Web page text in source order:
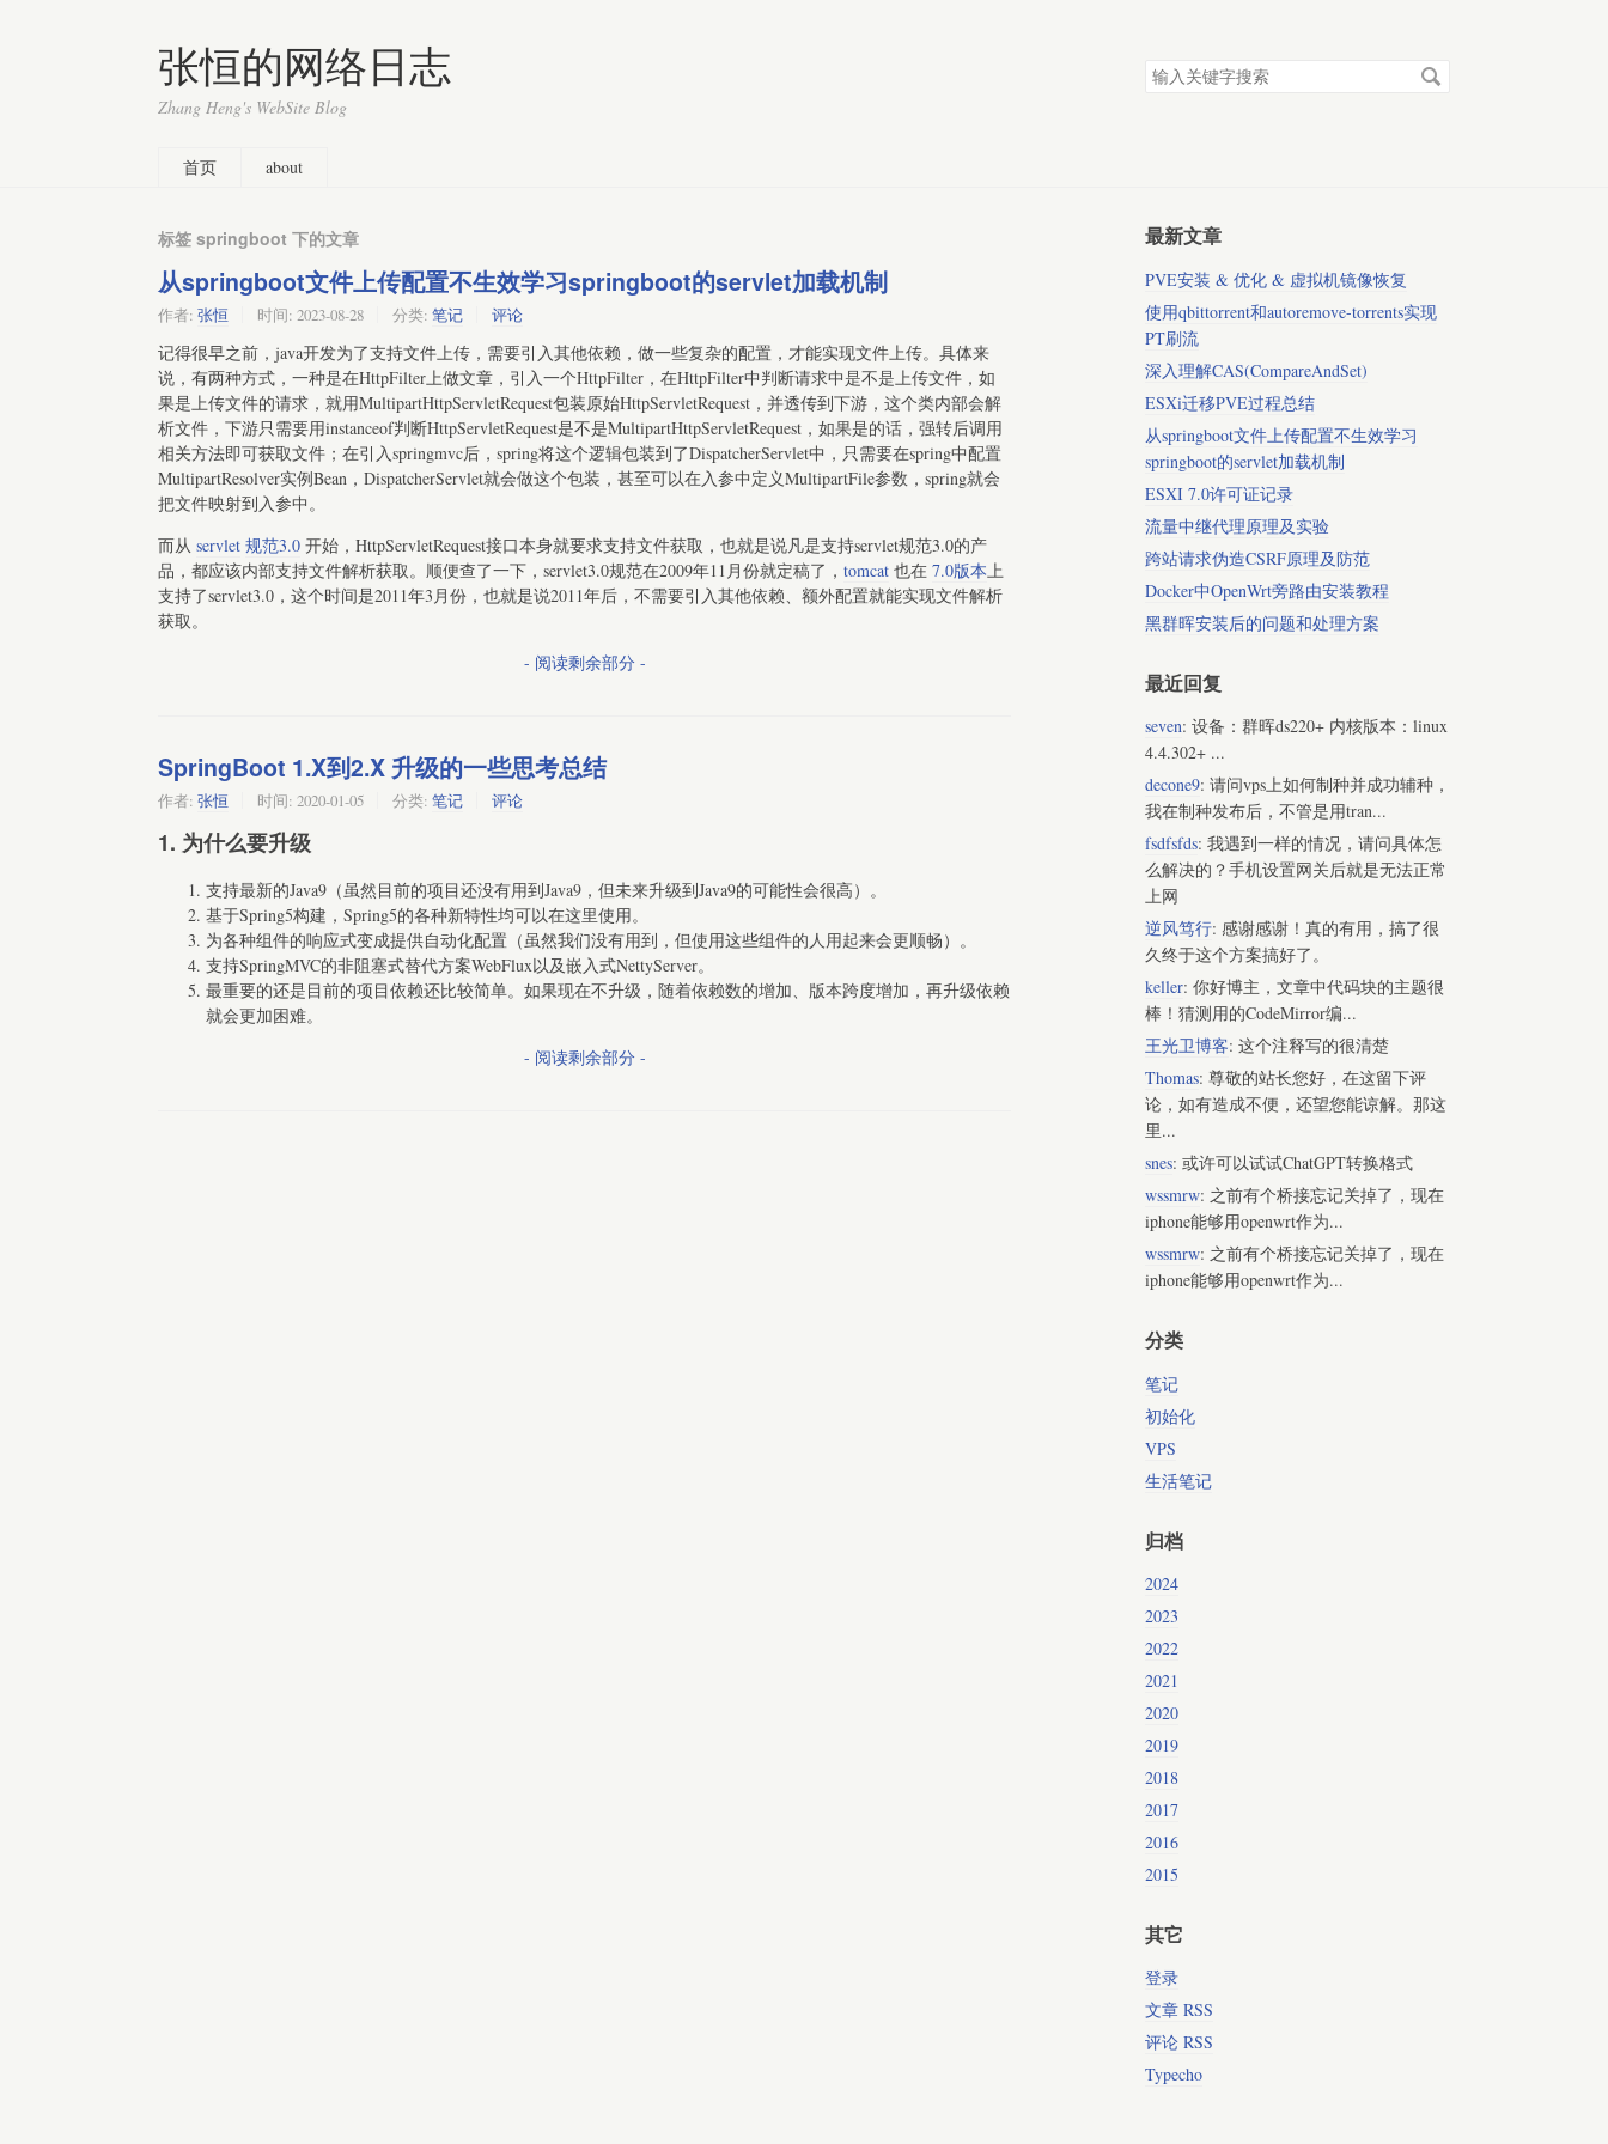
张恒的网络日志
Zhang Heng's WebSite Blog
搜
索
首页
about
标签 springboot 下的文章
从springboot文件上传配置不生效学习springboot的servlet加载机制
作者: 张恒 时间: 2023-08-28 分类: 笔记 评论
记得很早之前，java开发为了支持文件上传，需要引入其他依赖，做一些复杂的配置，才能实现文件上传。具体来
说，有两种方式，一种是在HttpFilter上做文章，引入一个HttpFilter，在HttpFilter中判断请求中是不是上传文件，如
果是上传文件的请求，就用MultipartHttpServletRequest包装原始HttpServletRequest，并透传到下游，这个类内部会解
析文件，下游只需要用instanceof判断HttpServletRequest是不是MultipartHttpServletRequest，如果是的话，强转后调用
相关方法即可获取文件；在引入springmvc后，spring将这个逻辑包装到了DispatcherServlet中，只需要在spring中配置
MultipartResolver实例Bean，DispatcherServlet就会做这个包装，甚至可以在入参中定义MultipartFile参数，spring就会
把文件映射到入参中。
而从 servlet 规范3.0 开始，HttpServletRequest接口本身就要求支持文件获取，也就是说凡是支持servlet规范3.0的产
品，都应该内部支持文件解析获取。顺便查了一下，servlet3.0规范在2009年11月份就定稿了， tomcat 也在 7.0版本上
支持了servlet3.0，这个时间是2011年3月份，也就是说2011年后，不需要引入其他依赖、额外配置就能实现文件解析
获取。
- 阅读剩余部分 -
SpringBoot 1.X到2.X 升级的一些思考总结
作者: 张恒 时间: 2020-01-05 分类: 笔记 评论
1. 为什么要升级
支持最新的Java9（虽然目前的项目还没有用到Java9，但未来升级到Java9的可能性会很高）。
基于Spring5构建，Spring5的各种新特性均可以在这里使用。
为各种组件的响应式变成提供自动化配置（虽然我们没有用到，但使用这些组件的人用起来会更顺畅）。
支持SpringMVC的非阻塞式替代方案WebFlux以及嵌入式NettyServer。
最重要的还是目前的项目依赖还比较简单。如果现在不升级，随着依赖数的增加、版本跨度增加，再升级依赖
就会更加困难。
- 阅读剩余部分 -
最新文章
PVE安装 & 优化 & 虚拟机镜像恢复
使用qbittorrent和autoremove-torrents实现
PT刷流
深入理解CAS(CompareAndSet)
ESXi迁移PVE过程总结
从springboot文件上传配置不生效学习
springboot的servlet加载机制
ESXI 7.0许可证记录
流量中继代理原理及实验
跨站请求伪造CSRF原理及防范
Docker中OpenWrt旁路由安装教程
黑群晖安装后的问题和处理方案
最近回复
seven: 设备：群晖ds220+ 内核版本：linux
4.4.302+ ...
decone9: 请问vps上如何制种并成功辅种，
我在制种发布后，不管是用tran...
fsdfsfds: 我遇到一样的情况，请问具体怎
么解决的？手机设置网关后就是无法正常
上网
逆风笃行: 感谢感谢！真的有用，搞了很
久终于这个方案搞好了。
keller: 你好博主，文章中代码块的主题很
棒！猜测用的CodeMirror编...
王光卫博客: 这个注释写的很清楚
Thomas: 尊敬的站长您好，在这留下评
论，如有造成不便，还望您能谅解。那这
里...
snes: 或许可以试试ChatGPT转换格式
wssmrw: 之前有个桥接忘记关掉了，现在
iphone能够用openwrt作为...
wssmrw: 之前有个桥接忘记关掉了，现在
iphone能够用openwrt作为...
分类
笔记
初始化
VPS
生活笔记
归档
2024
2023
2022
2021
2020
2019
2018
2017
2016
2015
其它
登录
文章 RSS
评论 RSS
Typecho